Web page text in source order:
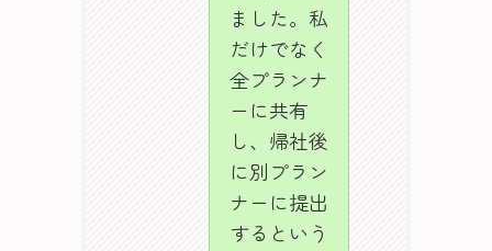
ました。私
だけでなく
全プランナ
ーに共有
し、帰社後
に別プラン
ナーに提出
するという